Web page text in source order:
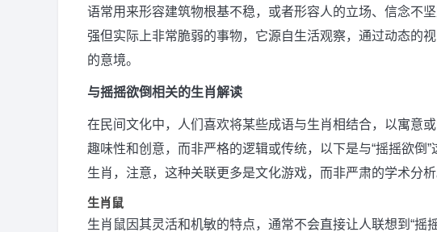
语常用来形容建筑物根基不稳，或者形容人的立场、信念不
强但实际上非常脆弱的事物，它源自生活观察，通过动态的
的意境。
与摇摇欲倒相关的生肖解读
在民间文化中，人们喜欢将某些成语与生肖相结合，以寓意
趣味性和创意，而非严格的逻辑或传统，以下是与“摇摇欲倒
生肖，注意，这种关联更多是文化游戏，而非严肃的学术分析
生肖鼠
生肖鼠因其灵活和机敏的特点，通常不会直接让人联想到“摇